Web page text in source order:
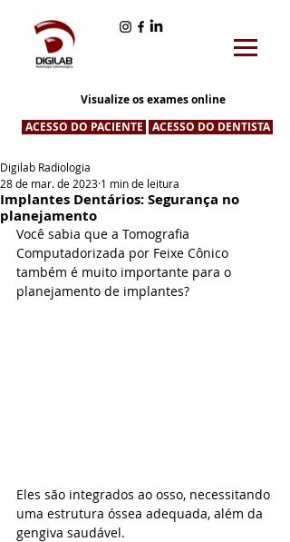
Visualize os exames online
ACESSO DO PACIENTE
ACESSO DO DENTISTA
Implantes Dentários: Segurança no
planejamento
Digilab Radiologia
28 de mar. de 2023 1 min de leitura
Você sabia que a Tomografia
Computadorizada por Feixe Cônico
também é muito importante para o
planejamento de implantes?
Eles são integrados ao osso, necessitando
uma estrutura óssea adequada, além da
gengiva saudável.